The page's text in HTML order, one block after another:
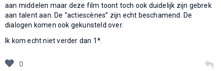
aan middelen maar deze film toont toch ook duidelijk zijn gebrek
aan talent aan. De “actiescènes” zijn echt beschamend. De
dialogen komen ook gekunsteld over.
Ik kom echt niet verder dan 1*.
0